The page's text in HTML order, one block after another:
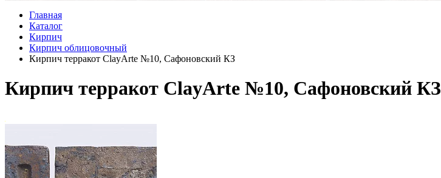
Главная
Каталог
Кирпич
Кирпич облицовочный
Кирпич терракот ClayArte №10, Сафоновский КЗ
Кирпич терракот ClayArte №10, Сафоновский КЗ